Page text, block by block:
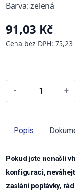
Barva: zelená
91,03 Kč
Cena bez DPH: 75,23
- +
Popis
Pokud jste nenašli
konfiguraci,
zaslání poptávky,